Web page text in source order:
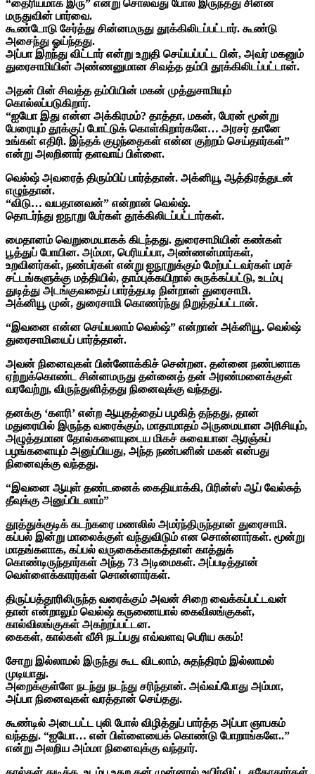
“தைரியமாக இரு” என்று சொல்வது போல் இருந்தது சின்ன
மருதுவின் பார்வை.
கூண்டோடு சேர்த்து சின்னமருது தூக்கிலிடப்பட்டார். கூண்டு
அசைந்து ஓய்ந்தது.
அப்பா இறந்து விட்டார் என்று உறுதி செய்யப்பட்ட பின், அவர் மகனும்
துரைசாமியின் அண்ணனுமான சிவத்த தம்பி தூக்கிலிடப்பட்டான்.
அதன் பின் சிவத்த தம்பியின் மகன் முத்துசாமியும்
கொல்லப்படுகிறார்.
“ஐயோ இது என்ன அக்கிரமம்? தாத்தா, மகன், பேரன் மூன்று
பேரையும் தூக்குப் போட்டுக் கொள்கிறார்களே… அரசர் தானே
உங்கள் எதிரி. இந்தக் குழந்தைகள் என்ன குற்றம் செய்தார்கள்”
என்று அலறினார் தளவாய் பிள்ளை.
வெல்ஷ் அவரைத் திரும்பிப் பார்த்தான். அக்னியூ ஆத்திரத்துடன்
எழுந்தான்.
“விடு… வயதானவன்” என்றான் வெல்ஷ்.
தொடர்ந்து ஐநூறு பேர்கள் தூக்கிலிடப்பட்டார்கள்.
மைதானம் வெறுமையாகக் கிடந்தது. துரைசாமியின் கண்கள்
பூத்துப் போயின. அம்மா, பெரியப்பா, அண்ணன்மார்கள்,
உறவினர்கள், நண்பர்கள் என்று ஐநூறுக்கும் மேற்பட்டவர்கள் மரச்
சட்டங்களுக்கு மத்தியில், தாம்புக்கயிறால் சுருக்கப்பட்டு, உடம்பு
துடித்து அடங்குவதைப் பார்த்தபடி நின்றான் துரைசாமி.
அக்னியூ முன், துரைசாமி கொணர்ந்து நிறுத்தப்பட்டான்.
“இவனை என்ன செய்யலாம் வெல்ஷ்” என்றான் அக்னியூ. வெல்ஷ்
துரைசாமியைப் பார்த்தான்.
அவன் நினைவுகள் பின்னோக்கிச் சென்றன. தன்னை நண்பனாக
ஏற்றுக்கொண்ட சின்னமருது தன்னைத் தன் அரண்மனைக்குள்
வரவேற்று, விருந்துளித்தது நினைவுக்கு வந்தது.
தனக்கு ‘களரி’ என்ற ஆயுதத்தைப் பழகித் தந்தது, தான்
மதுரையில் இருந்த வரைக்கும், மாதாமாதம் அருமையான அரிசியும்,
அழுத்தமான தோல்களையுடைய மிகச் சுவையான ஆரஞ்சுப்
பழங்களையும் அனுப்பியது, அந்த நண்பனின் மகன் என்பது
நினைவுக்கு வந்தது.
“இவனை ஆயுள் தண்டனைக் கைதியாக்கி, பிரின்ஸ் ஆப் வேல்சுத்
தீவுக்கு அனுப்பிடலாம்”
தூத்துக்குடிக் கடற்கரை மணலில் அமர்ந்திருந்தான் துரைசாமி.
கப்பல் இன்று மாலைக்குள் வந்துவிடும் என சொன்னார்கள். மூன்று
மாதங்களாக, கப்பல் வருகைக்காகத்தான் காத்துக்
கொண்டிருந்தார்கள் அந்த 73 அடிமைகள். அப்படித்தான்
வெள்ளைக்காரர்கள் சொன்னார்கள்.
திருப்பத்தூரிலிருந்த வரைக்கும் அவன் சிறை வைக்கப்பட்டவன்
தான் என்றாலும் வெல்ஷ் கருணையால் கைவிலங்குகள்,
கால்விலங்குகள் அகற்றப்பட்டன.
கைகள், கால்கள் வீசி நடப்பது எவ்வளவு பெரிய சுகம்!
சோறு இல்லாமல் இருந்து கூட விடலாம், சுதந்திரம் இல்லாமல்
முடியாது.
அறைக்குள்ளே நடந்து நடந்து சரிந்தான். அவ்வப்போது அம்மா,
அப்பா நினைவுகள் வரத்தான் செய்தது.
கூண்டில் அடைபட்ட புலி போல் விழித்துப் பார்த்த அப்பா ஞாபகம்
வந்தது. “ஐயோ… என் பிள்ளையைக் கொண்டு போறாங்களே..”
என்று அலறிய அம்மா நினைவுக்கு வந்தார்.